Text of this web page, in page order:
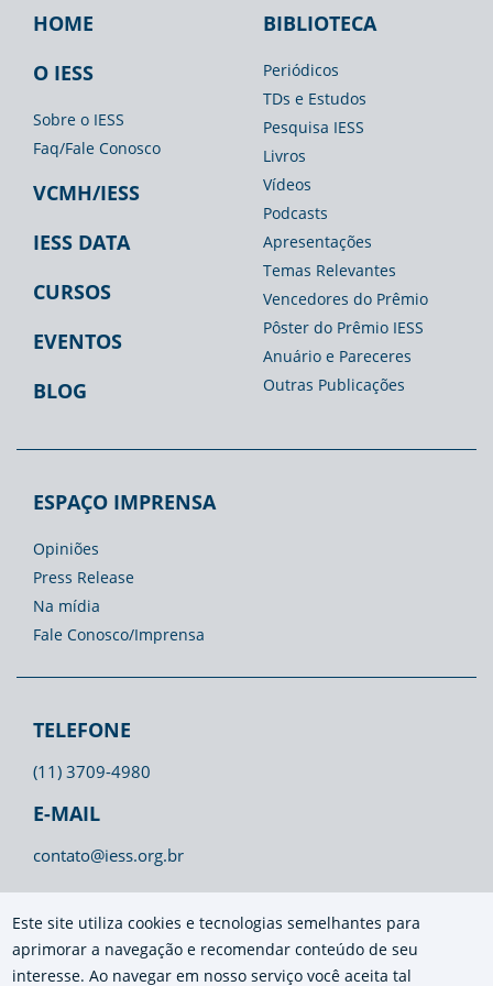
Este site utiliza cookies e tecnologias semelhantes para
aprimorar a navegação e recomendar conteúdo de seu
interesse. Ao navegar em nosso serviço você aceita tal
Footer
IESS
HOME
O IESS
Sobre o IESS
Faq/Fale Conosco
VCMH/IESS
IESS DATA
CURSOS
EVENTOS
BLOG
Footer
Biblioteca
BIBLIOTECA
Periódicos
TDs e Estudos
Pesquisa IESS
Livros
Vídeos
Podcasts
Apresentações
Temas Relevantes
Vencedores do Prêmio
Pôster do Prêmio IESS
Anuário e Pareceres
Outras Publicações
Footer
Espaço
Imprensa
ESPAÇO IMPRENSA
Opiniões
Press Release
Na mídia
Fale Conosco/Imprensa
TELEFONE
(11) 3709-4980
E-MAIL
contato@iess.org.br